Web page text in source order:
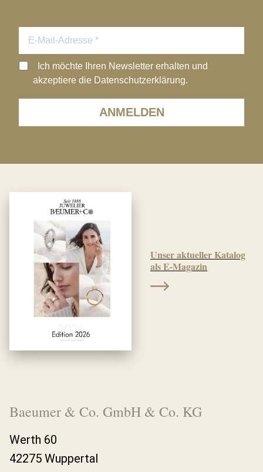
ANMELDEN
Ich möchte Ihren Newsletter erhalten und
akzeptiere die Datenschutzerklärung.
Unser aktueller Katalog
als E-Magazin
Baeumer & Co. GmbH & Co. KG
Werth 60
42275 Wuppertal